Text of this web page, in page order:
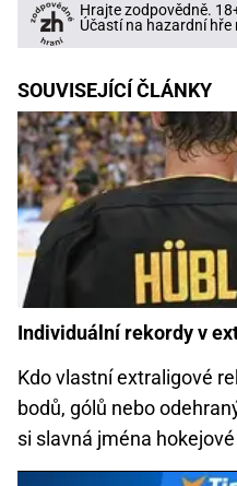
Hrajte zodpovědně.
Účastí na hazardní
SOUVISEJÍCÍ ČLÁNKY
Individuální rekordy v
Kdo vlastní extraligové
bodů, gólů nebo
si slavná jména